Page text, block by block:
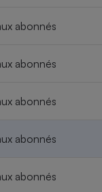
abonnés
abonnés
abonnés
abonnés
abonnés